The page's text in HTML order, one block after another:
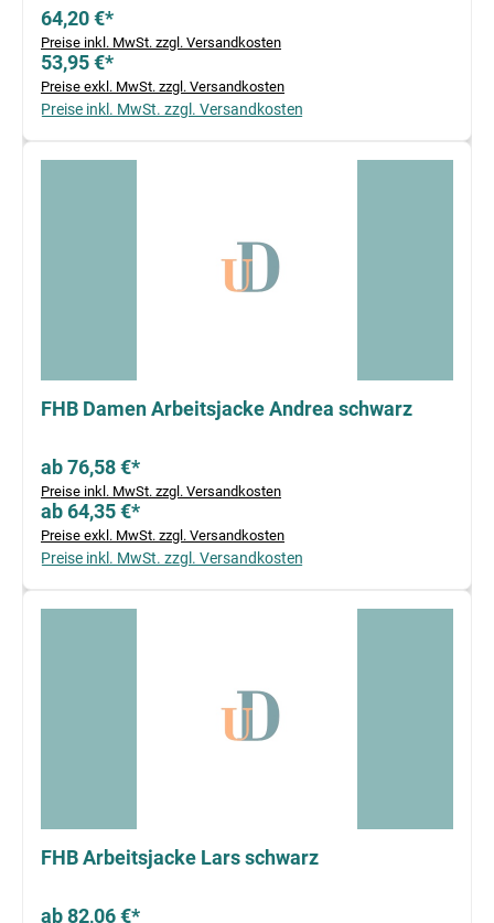
64,20 €*
Preise inkl. MwSt. zzgl. Versandkosten
53,95 €*
Preise exkl. MwSt. zzgl. Versandkosten
Preise inkl. MwSt. zzgl. Versandkosten
FHB Damen Arbeitsjacke Andrea schwarz
ab 76,58 €*
Preise inkl. MwSt. zzgl. Versandkosten
ab 64,35 €*
Preise exkl. MwSt. zzgl. Versandkosten
Preise inkl. MwSt. zzgl. Versandkosten
FHB Arbeitsjacke Lars schwarz
ab 82,06 €*